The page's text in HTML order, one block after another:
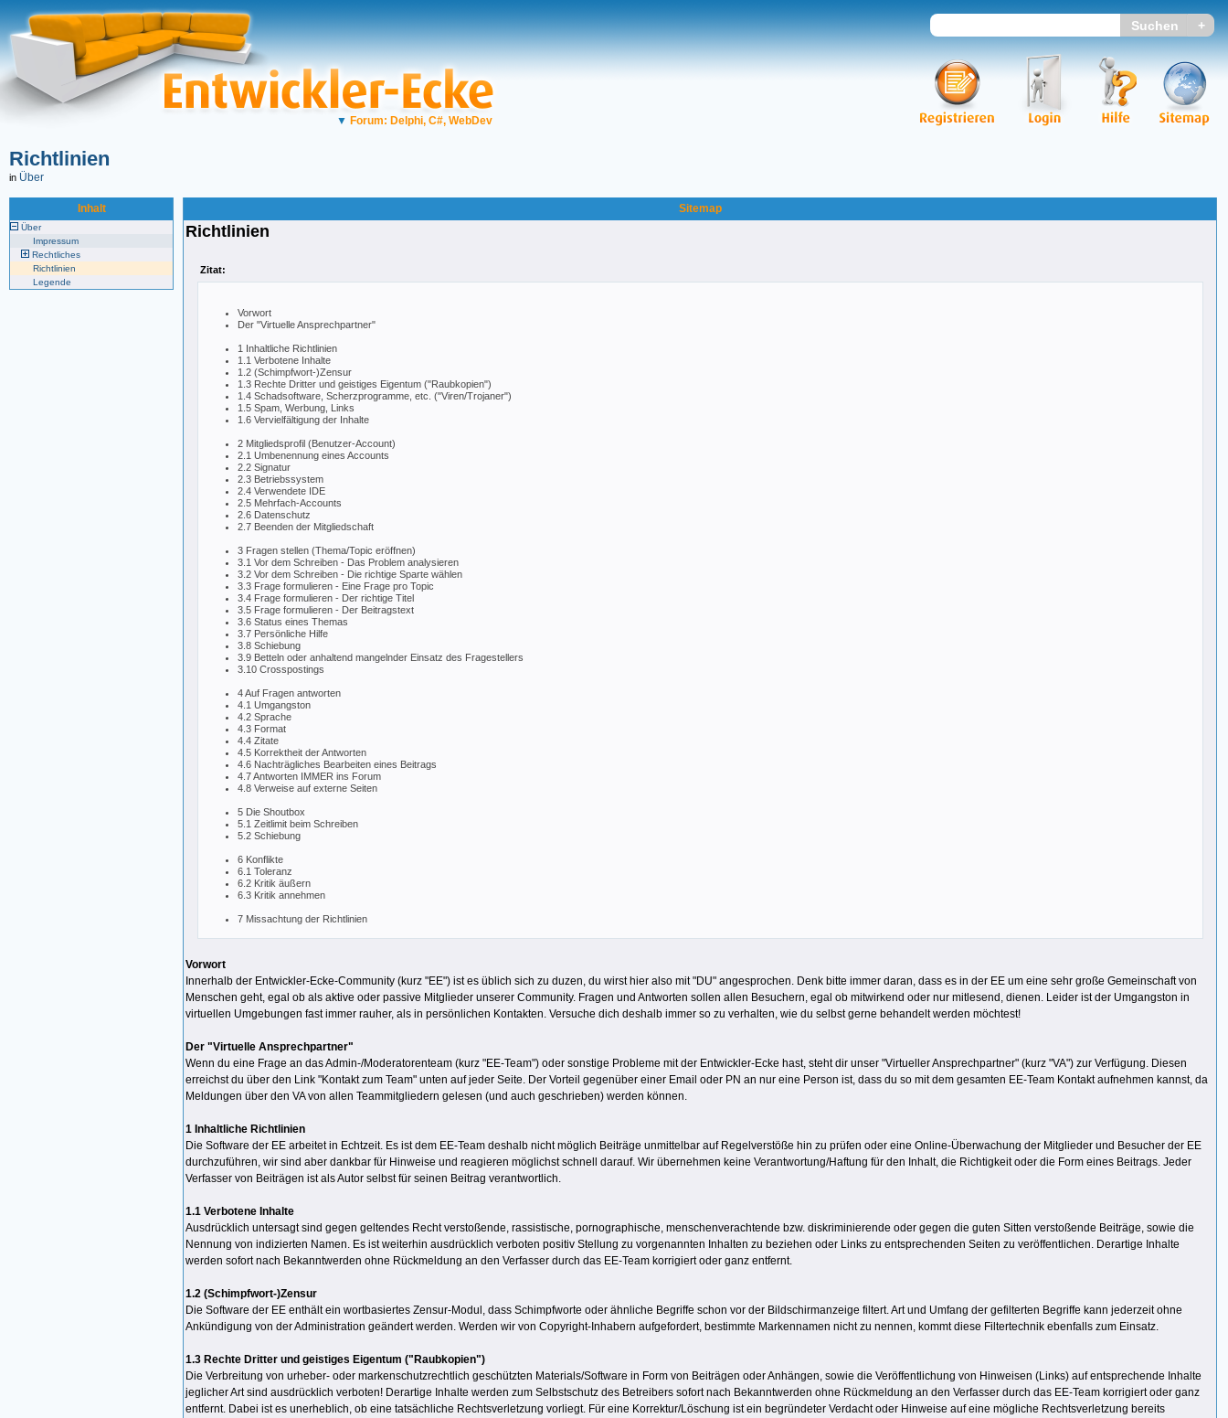
▼ Forum: Delphi, C#, WebDev
Richtlinien
in Über
Inhalt
Über
Impressum
Rechtliches
Richtlinien
Legende
Sitemap
Richtlinien
Zitat:
Vorwort
Der "Virtuelle Ansprechpartner"
1 Inhaltliche Richtlinien
1.1 Verbotene Inhalte
1.2 (Schimpfwort-)Zensur
1.3 Rechte Dritter und geistiges Eigentum ("Raubkopien")
1.4 Schadsoftware, Scherzprogramme, etc. ("Viren/Trojaner")
1.5 Spam, Werbung, Links
1.6 Vervielfältigung der Inhalte
2 Mitgliedsprofil (Benutzer-Account)
2.1 Umbenennung eines Accounts
2.2 Signatur
2.3 Betriebssystem
2.4 Verwendete IDE
2.5 Mehrfach-Accounts
2.6 Datenschutz
2.7 Beenden der Mitgliedschaft
3 Fragen stellen (Thema/Topic eröffnen)
3.1 Vor dem Schreiben - Das Problem analysieren
3.2 Vor dem Schreiben - Die richtige Sparte wählen
3.3 Frage formulieren - Eine Frage pro Topic
3.4 Frage formulieren - Der richtige Titel
3.5 Frage formulieren - Der Beitragstext
3.6 Status eines Themas
3.7 Persönliche Hilfe
3.8 Schiebung
3.9 Betteln oder anhaltend mangelnder Einsatz des Fragestellers
3.10 Crosspostings
4 Auf Fragen antworten
4.1 Umgangston
4.2 Sprache
4.3 Format
4.4 Zitate
4.5 Korrektheit der Antworten
4.6 Nachträgliches Bearbeiten eines Beitrags
4.7 Antworten IMMER ins Forum
4.8 Verweise auf externe Seiten
5 Die Shoutbox
5.1 Zeitlimit beim Schreiben
5.2 Schiebung
6 Konflikte
6.1 Toleranz
6.2 Kritik äußern
6.3 Kritik annehmen
7 Missachtung der Richtlinien
Vorwort
Innerhalb der Entwickler-Ecke-Community (kurz "EE") ist es üblich sich zu duzen, du wirst hier also mit "DU" angesprochen. Denk bitte immer daran, dass es in der EE um eine sehr große Gemeinschaft von
Menschen geht, egal ob als aktive oder passive Mitglieder unserer Community. Fragen und Antworten sollen allen Besuchern, egal ob mitwirkend oder nur mitlesend, dienen. Leider ist der Umgangston in
virtuellen Umgebungen fast immer rauher, als in persönlichen Kontakten. Versuche dich deshalb immer so zu verhalten, wie du selbst gerne behandelt werden möchtest!
Der "Virtuelle Ansprechpartner"
Wenn du eine Frage an das Admin-/Moderatorenteam (kurz "EE-Team") oder sonstige Probleme mit der Entwickler-Ecke hast, steht dir unser "Virtueller Ansprechpartner" (kurz "VA") zur Verfügung. Diesen
erreichst du über den Link "Kontakt zum Team" unten auf jeder Seite. Der Vorteil gegenüber einer Email oder PN an nur eine Person ist, dass du so mit dem gesamten EE-Team Kontakt aufnehmen kannst, da
Meldungen über den VA von allen Teammitgliedern gelesen (und auch geschrieben) werden können.
1 Inhaltliche Richtlinien
Die Software der EE arbeitet in Echtzeit. Es ist dem EE-Team deshalb nicht möglich Beiträge unmittelbar auf Regelverstöße hin zu prüfen oder eine Online-Überwachung der Mitglieder und Besucher der EE
durchzuführen, wir sind aber dankbar für Hinweise und reagieren möglichst schnell darauf. Wir übernehmen keine Verantwortung/Haftung für den Inhalt, die Richtigkeit oder die Form eines Beitrags. Jeder
Verfasser von Beiträgen ist als Autor selbst für seinen Beitrag verantwortlich.
1.1 Verbotene Inhalte
Ausdrücklich untersagt sind gegen geltendes Recht verstoßende, rassistische, pornographische, menschenverachtende bzw. diskriminierende oder gegen die guten Sitten verstoßende Beiträge, sowie die
Nennung von indizierten Namen. Es ist weiterhin ausdrücklich verboten positiv Stellung zu vorgenannten Inhalten zu beziehen oder Links zu entsprechenden Seiten zu veröffentlichen. Derartige Inhalte
werden sofort nach Bekanntwerden ohne Rückmeldung an den Verfasser durch das EE-Team korrigiert oder ganz entfernt.
1.2 (Schimpfwort-)Zensur
Die Software der EE enthält ein wortbasiertes Zensur-Modul, dass Schimpfworte oder ähnliche Begriffe schon vor der Bildschirmanzeige filtert. Art und Umfang der gefilterten Begriffe kann jederzeit ohne
Ankündigung von der Administration geändert werden. Werden wir von Copyright-Inhabern aufgefordert, bestimmte Markennamen nicht zu nennen, kommt diese Filtertechnik ebenfalls zum Einsatz.
1.3 Rechte Dritter und geistiges Eigentum ("Raubkopien")
Die Verbreitung von urheber- oder markenschutzrechtlich geschützten Materials/Software in Form von Beiträgen oder Anhängen, sowie die Veröffentlichung von Hinweisen (Links) auf entsprechende Inhalte
jeglicher Art sind ausdrücklich verboten! Derartige Inhalte werden zum Selbstschutz des Betreibers sofort nach Bekanntwerden ohne Rückmeldung an den Verfasser durch das EE-Team korrigiert oder ganz
entfernt. Dabei ist es unerheblich, ob eine tatsächliche Rechtsverletzung vorliegt. Für eine Korrektur/Löschung ist ein begründeter Verdacht oder Hinweise auf eine mögliche Rechtsverletzung bereits